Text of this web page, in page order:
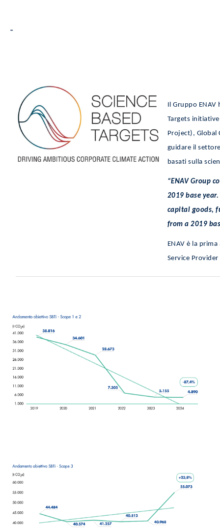
-
Il Gruppo
Targets
Project), Global
guidare il
basati sulla
“ENAV Group
2019 base
capital goods,
from a 2019
ENAV è la
Service